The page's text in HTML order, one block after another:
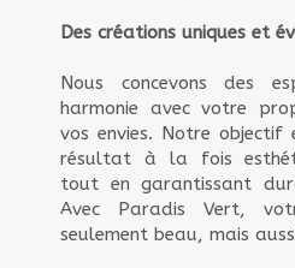
Des créations uniques et
Nous concevons des
harmonie avec votre
vos envies. Notre
résultat à la fois
tout en garantissant
Avec Paradis Vert,
seulement beau, mais